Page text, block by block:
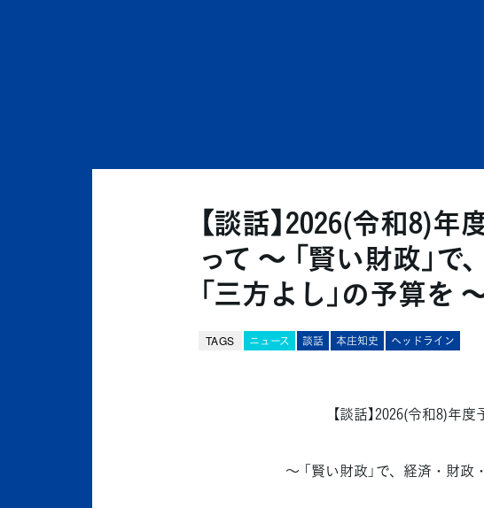
【談話】2026(令和8)
って ～ 「賢い財政」
「三方よし」の予算を
TAGS ニュース 談話 本庄知史 ヘッドライン
【談話】2026(令和8)年
～ 「賢い財政」で、経済・財政